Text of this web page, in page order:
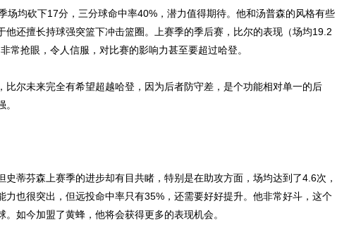
均砍下17分，三分球命中率40%，潜力值得期待。他和汤普森的风格有些
他还擅长持球强突篮下冲击篮圈。上赛季的季后赛，比尔的表现（场均19.2
常抢眼，令人信服，对比赛的影响力甚至要超过哈登。
尔未来完全有希望超越哈登，因为后者防守差，是个功能相对单一的后
蒂芬森上赛季的进步却有目共睹，特别是在助攻方面，场均达到了4.6次，
力也很突出，但远投命中率只有35%，还需要好好提升。他非常好斗，这个
如今加盟了黄蜂，他将会获得更多的表现机会。